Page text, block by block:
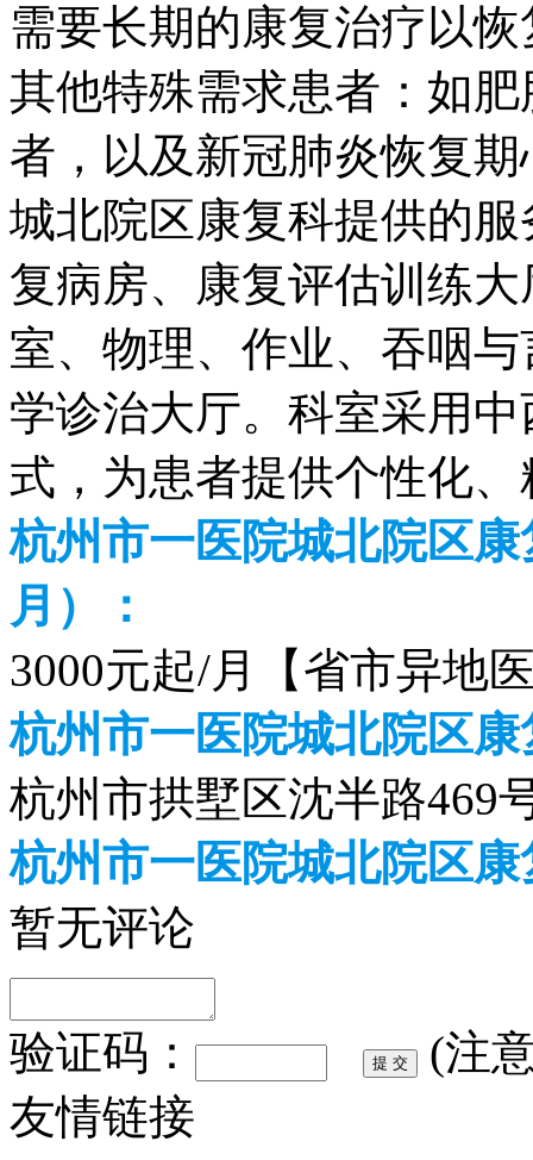
需要长期的康复治疗以
其他特殊需求患者：如
者，以及新冠肺炎恢复
城北院区康复科提供的
复病房、康复评估训练
室、物理、作业、吞咽
学诊治大厅。科室采用
式，为患者提供个性化
杭州市一医院城北院区
月）：
3000元起/月【省市异地
杭州市一医院城北院区
杭州市拱墅区沈半路469
杭州市一医院城北院区
暂无评论
验证码：
(注
友情链接